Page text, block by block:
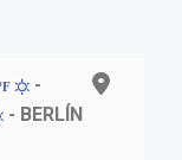
-
- BERLÍN